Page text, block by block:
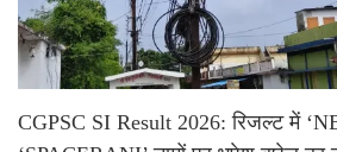
CGPSC SI Result 2026: रिजल्ट में